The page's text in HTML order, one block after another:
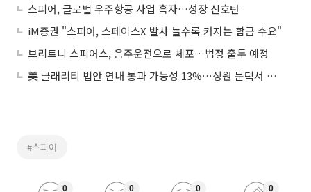
스피어, 글로벌 우주항공 사업 흑자…성장 신호탄
iM증권 "스피어, 스페이스X 발사 늘수록 커지는 합금 수요"
브리트니 스피어스, 음주운전으로 체포…법정 출두 예정
美 클래리티 법안 연내 통과 가능성 13%…상원 문턱서 제동
#스피어
0 0 0 0